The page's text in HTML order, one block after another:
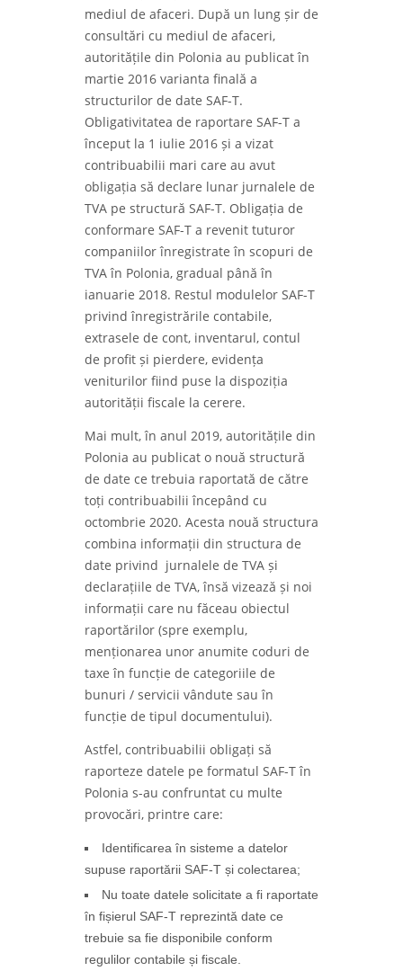
mediul de afaceri. După un lung șir de
consultări cu mediul de afaceri,
autoritățile din Polonia au publicat în
martie 2016 varianta finală a
structurilor de date SAF-T.
Obligativitatea de raportare SAF-T a
început la 1 iulie 2016 și a vizat
contribuabilii mari care au avut
obligația să declare lunar jurnalele de
TVA pe structură SAF-T. Obligația de
conformare SAF-T a revenit tuturor
companiilor înregistrate în scopuri de
TVA în Polonia, gradual până în
ianuarie 2018. Restul modulelor SAF-T
privind înregistrările contabile,
extrasele de cont, inventarul, contul
de profit și pierdere, evidența
veniturilor fiind puse la dispoziția
autorității fiscale la cerere.
Mai mult, în anul 2019, autoritățile din
Polonia au publicat o nouă structură
de date ce trebuia raportată de către
toți contribuabilii începând cu
octombrie 2020. Acesta nouă structura
combina informații din structura de
date privind jurnalele de TVA și
declarațiile de TVA, însă vizează și noi
informații care nu făceau obiectul
raportărilor (spre exemplu,
menționarea unor anumite coduri de
taxe în funcție de categoriile de
bunuri / servicii vândute sau în
funcție de tipul documentului).
Astfel, contribuabilii obligați să
raporteze datele pe formatul SAF-T în
Polonia s-au confruntat cu multe
provocări, printre care:
Identificarea în sisteme a datelor
supuse raportării SAF-T și colectarea;
Nu toate datele solicitate a fi raportate
în fișierul SAF-T reprezintă date ce
trebuie sa fie disponibile conform
regulilor contabile și fiscale.